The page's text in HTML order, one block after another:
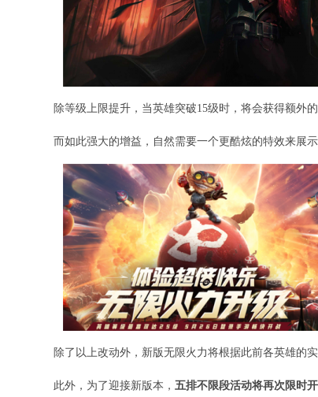
除等级上限提升，当英雄突破15级时，将会获得额外
而如此强大的增益，自然需要一个更酷炫的特效来展
除了以上改动外，新版无限火力将根据此前各英雄的
此外，为了迎接新版本，五排不限段活动将再次限时